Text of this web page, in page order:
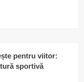
pentru viitor:
sportivă